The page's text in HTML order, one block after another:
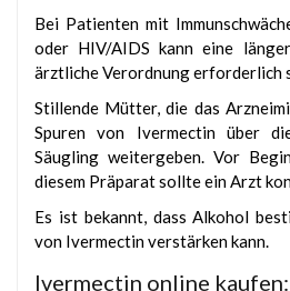
Bei Patienten mit
oder HIV/AIDS kann eine
ärztliche Verordnung erforderlich
Stillende Mütter, die das
Spuren von Ivermectin über
Säugling weitergeben. Vor
diesem Präparat sollte ein Arzt
Es ist bekannt, dass Alkohol
von Ivermectin verstärken kann.
Ivermectin online